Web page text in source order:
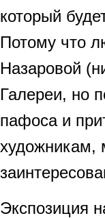
который
Потому что
Назаровой
Галереи, но
пафоса и
художникам,
Экспозиция